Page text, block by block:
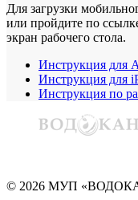
Для загрузки
или пройдите по
экран рабочего стола.
Инструкция для
Инструкция для
Инструкция по
© 2026 МУП